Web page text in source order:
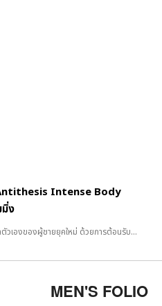
Intense Body
ง
เองของผู้ชายยุคใหม่ ด้วยการต้อนรับ...
MEN'S FOLIO